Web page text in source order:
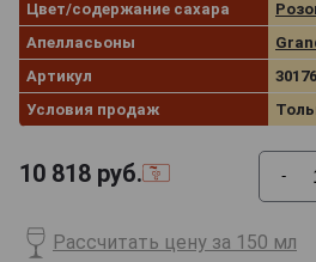
Цвет/содержание сахара
Апелласьоны
Артикул
Условия продаж
10 818 руб. -
Рассчитать цену за 150 мл